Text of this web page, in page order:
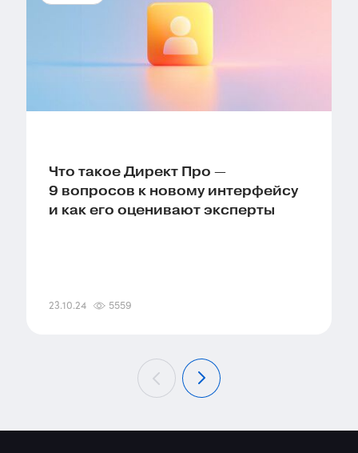
Что такое Директ Про —
9 вопросов к новому интерфейсу
и как его оценивают эксперты
23.10.24 5559